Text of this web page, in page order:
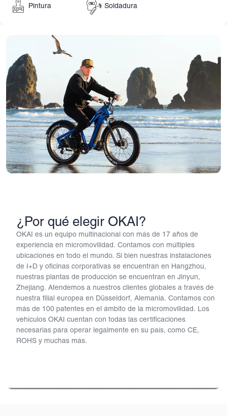
Pintura Soldadura
¿Por qué elegir OKAI?
OKAI es un equipo multinacional con más de 17 años de
experiencia en micromovilidad. Contamos con múltiples
ubicaciones en todo el mundo. Si bien nuestras instalaciones
de I+D y oficinas corporativas se encuentran en Hangzhou,
nuestras plantas de producción se encuentran en Jinyun,
Zhejiang. Atendemos a nuestros clientes globales a través de
nuestra filial europea en Düsseldorf, Alemania. Contamos con
más de 100 patentes en el ámbito de la micromovilidad. Los
vehículos OKAI cuentan con todas las certificaciones
necesarias para operar legalmente en su país, como CE,
ROHS y muchas más.